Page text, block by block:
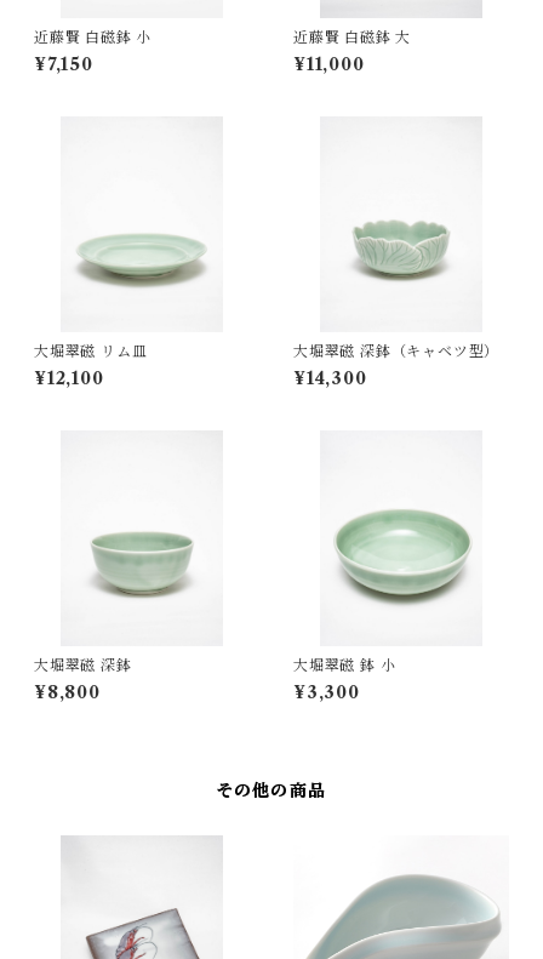
近藤賢 白磁鉢 小
¥7,150
近藤賢 白磁鉢 大
¥11,000
大堀翠磁 リム皿
¥12,100
大堀翠磁 深鉢（キャベツ型）
¥14,300
大堀翠磁 深鉢
¥8,800
大堀翠磁 鉢 小
¥3,300
その他の商品